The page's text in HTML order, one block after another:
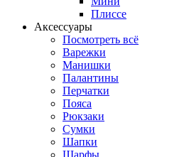
Плиссе
Аксессуары
Посмотреть всё
Варежки
Манишки
Палантины
Перчатки
Пояса
Рюкзаки
Сумки
Шапки
Шарфы